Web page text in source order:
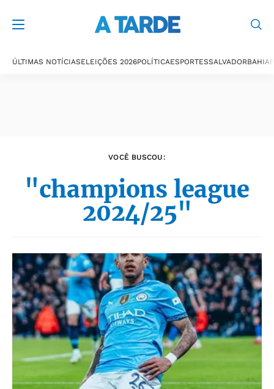
ÚLTIMAS NOTÍCIASELEIÇÕES 2026POLÍTICAESPORTESSALVADORBAHIA
VOCÊ BUSCOU:
"champions league
2024/25"